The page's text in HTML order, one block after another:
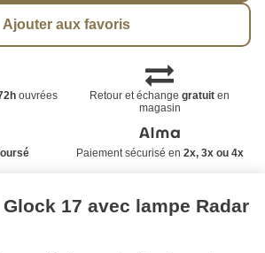
Ajouter aux favoris
ouvrées Retour et échangegratuit en
magasin
Paiement sécurisé en 2x, 3x ou 4x
Glock 17 avec lampe Radar